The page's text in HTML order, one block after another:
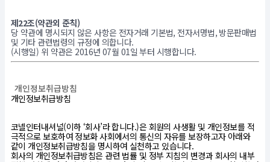
제22조(약관외 준칙)
당 약관에 명시되지 않은 사항은 전자거래 기본법, 전자서명법, 방문판매법
및 기타 관련법령의 규정에 의합니다.
(시행일) 위 약관은 2016년 07월 01일 부터 시행합니다.
개인정보취급방침
개인정보취급방침
코넬인터내셔널(이하 ‘회사’라 합니다.)은 회원의 사생활 및 개인정보를 적
극적으로 보호하여 정보화 사회에서의 통신의 자유를 보장하고자 아래와
같이 개인정보취급방침을 명시하여 실천하고 있습니다.
회사의 개인정보취급방침은 관련 법률 및 정부 지침의 변경과 회사의 내부